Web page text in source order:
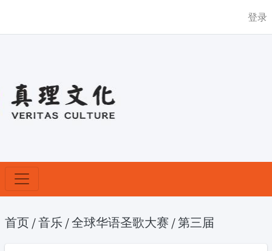
登录
首页 /音乐 /全球华语圣歌大赛 /第三届